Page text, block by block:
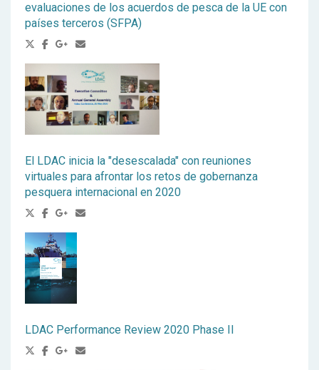
evaluaciones de los acuerdos de pesca de la UE con
países terceros (SFPA)
El LDAC inicia la "desescalada" con reuniones
virtuales para afrontar los retos de gobernanza
pesquera internacional en 2020
LDAC Performance Review 2020 Phase II